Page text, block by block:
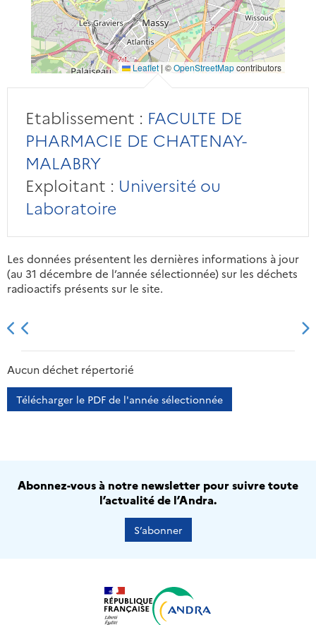
Leaflet | ©OpenStreetMapcontributors
Etablissement : FACULTE DE
PHARMACIE DE CHATENAY-
MALABRY
Exploitant : Université ou
Laboratoire
Les données présentent les dernières informations à jour
(au 31 décembre de l’année sélectionnée) sur les déchets
radioactifs présents sur le site.
2013 2014
Aucun déchet répertorié
Télécharger le PDF de l'année sélectionnée
Abonnez-vous à notre newsletter pour suivre toute
l’actualité de l’Andra.
S’abonner